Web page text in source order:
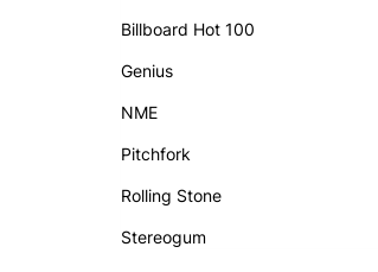
Billboard Hot 100
Genius
NME
Pitchfork
Rolling Stone
Stereogum